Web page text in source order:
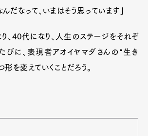
だなって、いまはそう思っています」
、40代になり、人生のステージをそれぞ
びに、表現者アオイヤマダさんの“生き
形を変えていくことだろう。